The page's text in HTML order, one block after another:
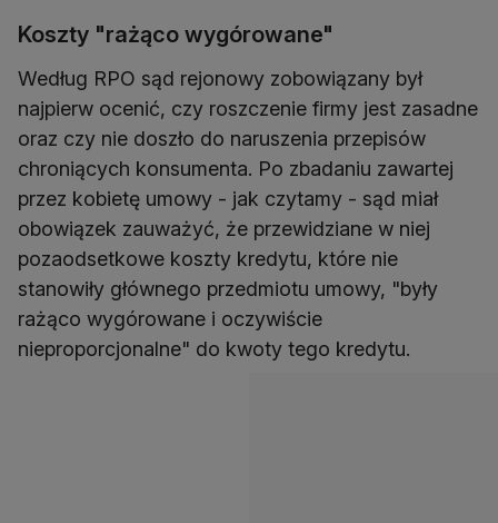
Koszty "rażąco wygórowane"
Według RPO sąd rejonowy zobowiązany był
najpierw ocenić, czy roszczenie firmy jest zasadne
oraz czy nie doszło do naruszenia przepisów
chroniących konsumenta. Po zbadaniu zawartej
przez kobietę umowy - jak czytamy - sąd miał
obowiązek zauważyć, że przewidziane w niej
pozaodsetkowe koszty kredytu, które nie
stanowiły głównego przedmiotu umowy, "były
rażąco wygórowane i oczywiście
nieproporcjonalne" do kwoty tego kredytu.